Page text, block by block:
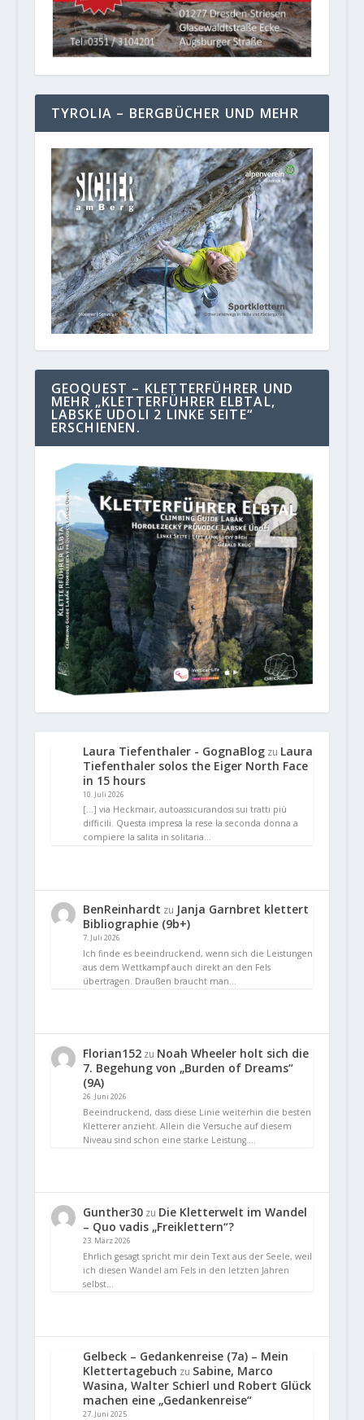
TYROLIA – BERGBÜCHER UND MEHR
GEOQUEST – KLETTERFÜHRER UND
MEHR „KLETTERFÜHRER ELBTAL,
LABSKE UDOLI 2 LINKE SEITE“
ERSCHIENEN.
Laura Tiefenthaler - GognaBlogzu Laura
Tiefenthaler solos the Eiger North Face
in 15 hours
10. Juli 2026
[…] via Heckmair, autoassicurandosi sui tratti più
difficili. Questa impresa la rese la seconda donna a
compiere la salita in solitaria…
BenReinhardt zu Janja Garnbret klettert
Bibliographie (9b+)
7. Juli 2026
Ich finde es beeindruckend, wenn sich die Leistungen
aus dem Wettkampf auch direkt an den Fels
übertragen. Draußen braucht man…
Florian152zu Noah Wheeler holt sich die
7. Begehung von „Burden of Dreams“
(9A)
26. Juni 2026
Beeindruckend, dass diese Linie weiterhin die besten
Kletterer anzieht. Allein die Versuche auf diesem
Niveau sind schon eine starke Leistung.…
Gunther30zu Die Kletterwelt im Wandel
– Quo vadis „Freiklettern“?
23. März 2026
Ehrlich gesagt spricht mir dein Text aus der Seele, weil
ich diesen Wandel am Fels in den letzten Jahren
selbst…
Gelbeck – Gedankenreise (7a) – Mein
Klettertagebuch zu Sabine, Marco
Wasina, Walter Schierl und Robert Glück
machen eine „Gedankenreise“
27. Juni 2025